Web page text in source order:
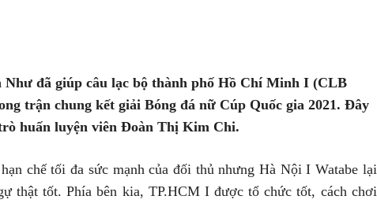
đã giúp câu lạc bộ thành phố Hồ Chí Minh I (CLB
trận chung kết giải Bóng đá nữ Cúp Quốc gia 2021. Đây
huấn luyện viên Đoàn Thị Kim Chi.
chế tối đa sức mạnh của đối thủ nhưng Hà Nội I Watabe lại
thật tốt. Phía bên kia, TP.HCM I được tổ chức tốt, cách chơi